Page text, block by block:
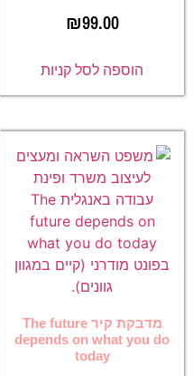
₪99.00
הוספה לסל קניות
מדבקת קיר The future
depends on what you do
today